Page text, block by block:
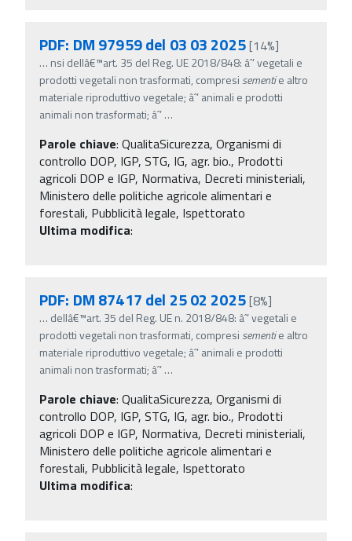
PDF: DM 97959 del 03 03 2025[14%]
… nsi dellâ€™art. 35 del Reg. UE 2018/848: âˆ’ vegetali e
prodotti vegetali non trasformati, compresi sementie altro
materiale riproduttivo vegetale; âˆ’ animali e prodotti
animali non trasformati; âˆ’…
Parole chiave: QualitaSicurezza, Organismi di
controllo DOP, IGP, STG, IG, agr. bio., Prodotti
agricoli DOP e IGP, Normativa, Decreti ministeriali,
Ministero delle politiche agricole alimentari e
forestali, Pubblicità legale, Ispettorato
Ultima modifica:
PDF: DM 87417 del 25 02 2025[8%]
… dellâ€™art. 35 del Reg. UE n. 2018/848: âˆ’ vegetali e
prodotti vegetali non trasformati, compresi sementie altro
materiale riproduttivo vegetale; âˆ’ animali e prodotti
animali non trasformati; âˆ’…
Parole chiave: QualitaSicurezza, Organismi di
controllo DOP, IGP, STG, IG, agr. bio., Prodotti
agricoli DOP e IGP, Normativa, Decreti ministeriali,
Ministero delle politiche agricole alimentari e
forestali, Pubblicità legale, Ispettorato
Ultima modifica: